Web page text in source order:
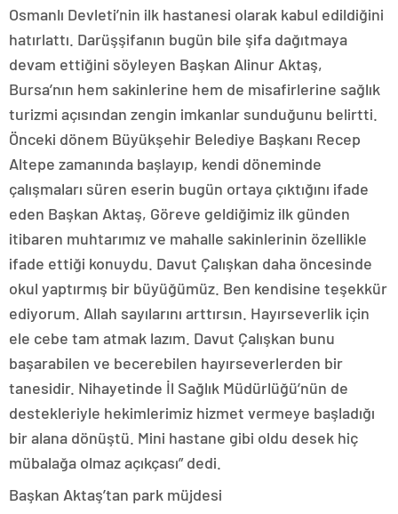
Osmanlı Devleti’nin ilk hastanesi olarak kabul edildiğini
hatırlattı. Darüşşifanın bugün bile şifa dağıtmaya
devam ettiğini söyleyen Başkan Alinur Aktaş,
Bursa’nın hem sakinlerine hem de misafirlerine sağlık
turizmi açısından zengin imkanlar sunduğunu belirtti.
Önceki dönem Büyükşehir Belediye Başkanı Recep
Altepe zamanında başlayıp, kendi döneminde
çalışmaları süren eserin bugün ortaya çıktığını ifade
eden Başkan Aktaş, Göreve geldiğimiz ilk günden
itibaren muhtarımız ve mahalle sakinlerinin özellikle
ifade ettiği konuydu. Davut Çalışkan daha öncesinde
okul yaptırmış bir büyüğümüz. Ben kendisine teşekkür
ediyorum. Allah sayılarını arttırsın. Hayırseverlik için
ele cebe tam atmak lazım. Davut Çalışkan bunu
başarabilen ve becerebilen hayırseverlerden bir
tanesidir. Nihayetinde İl Sağlık Müdürlüğü’nün de
destekleriyle hekimlerimiz hizmet vermeye başladığı
bir alana dönüştü. Mini hastane gibi oldu desek hiç
mübalağa olmaz açıkçası” dedi.
Başkan Aktaş’tan park müjdesi